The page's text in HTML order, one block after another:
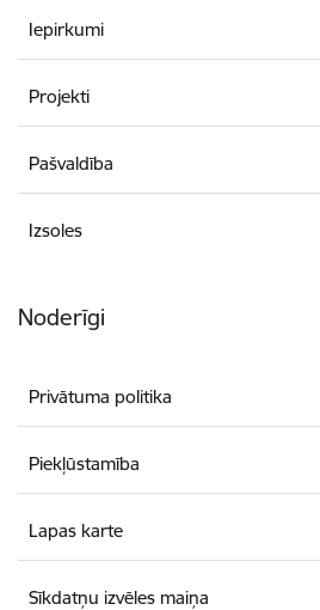
Iepirkumi
Projekti
Pašvaldība
Izsoles
Noderīgi
Privātuma politika
Piekļūstamība
Lapas karte
Sīkdatņu izvēles maiņa